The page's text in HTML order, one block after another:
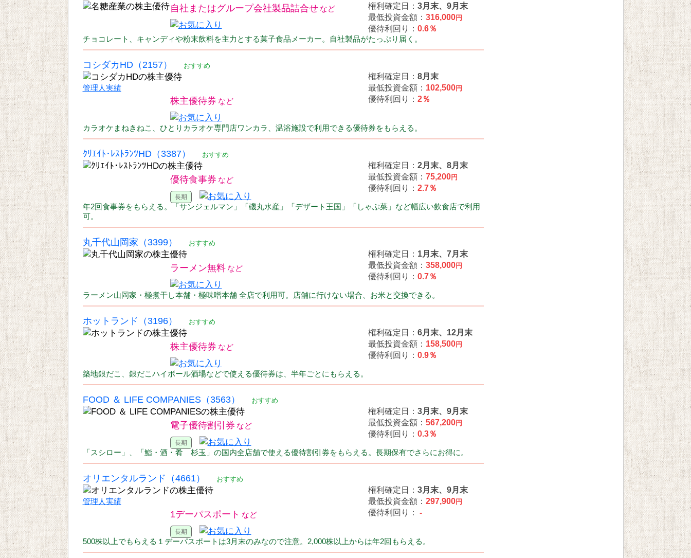
自社またはグループ会社製品詰合せ 権利確定日： 3月末、9月末
最低投資金額： 316,000円
優待利回り： 0.6％
チョコレート、キャンディや粉末飲料を主力とする菓子食品メーカー。自社製品がたっぷり届く。
コシダカHD（2157） おすすめ
管理人実績
株主優待券
権利確定日： 8月末
最低投資金額： 102,500円
優待利回り： 2％
カラオケまねきねこ、ひとりカラオケ専門店ワンカラ、温浴施設で利用できる優待券をもらえる。
ｸﾘｴｲﾄ･ﾚｽﾄﾗﾝﾂHD（3387） おすすめ
優待食事券
権利確定日： 2月末、8月末
最低投資金額： 75,200円
優待利回り： 2.7％
年2回食事券をもらえる。「サンジェルマン」「磯丸水産」「デザート王国」「しゃぶ菜」など幅広い飲食店で利用
可。
丸千代山岡家（3399） おすすめ
ラーメン無料
権利確定日： 1月末、7月末
最低投資金額： 358,000円
優待利回り： 0.7％
ラーメン山岡家・極煮干し本舗・極味噌本舗 全店で利用可。店舗に行けない場合、お米と交換できる。
ホットランド（3196） おすすめ
株主優待券
権利確定日： 6月末、12月末
最低投資金額： 158,500円
優待利回り： 0.9％
築地銀だこ、銀だこハイボール酒場などで使える優待券は、半年ごとにもらえる。
FOOD ＆ LIFE COMPANIES（3563） おすすめ
電子優待割引券
権利確定日： 3月末、9月末
最低投資金額： 567,200円
優待利回り： 0.3％
「スシロー」、「鮨・酒・肴 杉玉」の国内全店舗で使える優待割引券をもらえる。長期保有でさらにお得に。
オリエンタルランド（4661） おすすめ
管理人実績
1デーパスポート
権利確定日： 3月末、9月末
最低投資金額： 297,900円
優待利回り： -
500株以上でもらえる１デーパスポートは3月末のみなので注意。2,000株以上からは年2回もらえる。